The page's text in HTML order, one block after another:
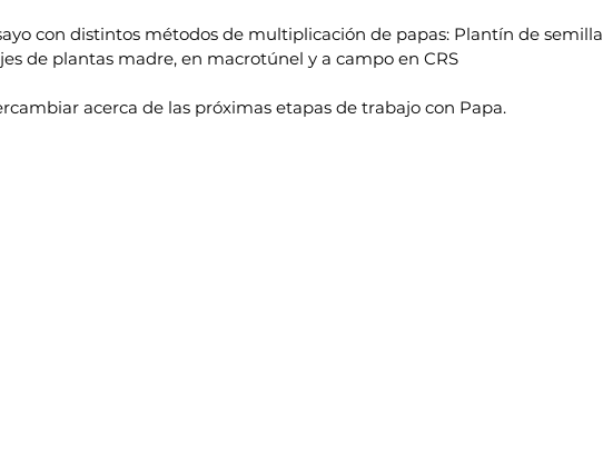
con distintos métodos de multiplicación de papas: Plantín de semilla
de plantas madre, en macrotúnel y a campo en CRS
acerca de las próximas etapas de trabajo con Papa.